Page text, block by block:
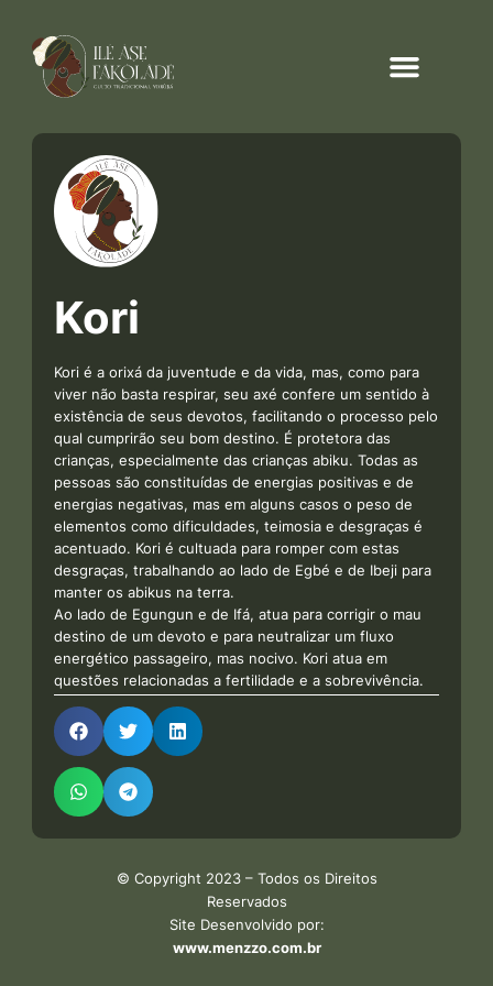
Kori
Kori é a orixá da juventude e da vida, mas, como para
viver não basta respirar, seu axé confere um sentido à
existência de seus devotos, facilitando o processo pelo
qual cumprirão seu bom destino. É protetora das
crianças, especialmente das crianças abiku. Todas as
pessoas são constituídas de energias positivas e de
energias negativas, mas em alguns casos o peso de
elementos como dificuldades, teimosia e desgraças é
acentuado. Kori é cultuada para romper com estas
desgraças, trabalhando ao lado de Egbé e de Ibeji para
manter os abikus na terra.
Ao lado de Egungun e de Ifá, atua para corrigir o mau
destino de um devoto e para neutralizar um fluxo
energético passageiro, mas nocivo. Kori atua em
questões relacionadas a fertilidade e a sobrevivência.
© Copyright 2023 – Todos os Direitos
Reservados
Site Desenvolvido por:
www.menzzo.com.br